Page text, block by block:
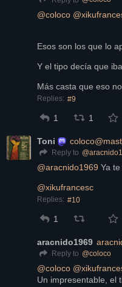
@coloco @
Esos son los que lo
Y el tipo decía que
Más casta que eso
Replies: #9
1 1
Toni
Reply to @
@aracnido1969 Ya
@xikufrancesc
Replies: #10
1
aracnido1969
Reply to @coloco
@coloco @
Un impresentable, el